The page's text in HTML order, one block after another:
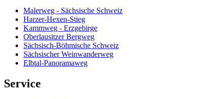
Malerweg - Sächsische Schweiz
Harzer-Hexen-Stieg
Kammweg - Erzgebirge
Oberlausitzer Bergweg
Sächsisch-Böhmische Schweiz
Sächsischer Weinwanderweg
Elbtal-Panoramaweg
Service